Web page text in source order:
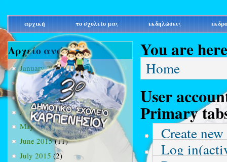
main_menu
αρχική το σχολείο μας εκδηλώσεις
Αρχείο ανά μήνα
January 2015(3)
February 2015(9)
March 2015(34)
April 2015(15)
May 2015(13)
June 2015(11)
July 2015 (2)
You are here
Home
User
Primary
Create
Log in